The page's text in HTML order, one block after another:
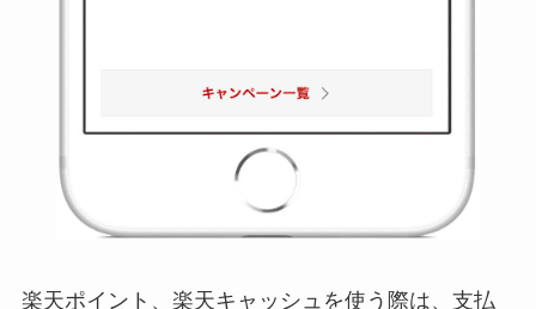
楽天ポイント、楽天キャッシュを使う際は、支払